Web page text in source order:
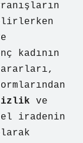
kadının
ve
iradenin